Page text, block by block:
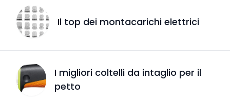
Il top dei montacarichi elettrici
I migliori coltelli da intaglio per il
petto